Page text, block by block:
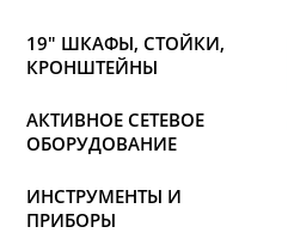
19" ШКАФЫ, СТОЙКИ,
КРОНШТЕЙНЫ
АКТИВНОЕ СЕТЕВОЕ
ОБОРУДОВАНИЕ
ИНСТРУМЕНТЫ И
ПРИБОРЫ